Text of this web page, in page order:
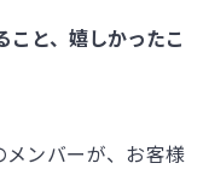
こと、嬉しかったこ
ンバーが、お客様